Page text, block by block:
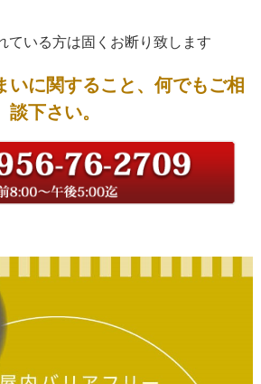
ている方は固くお断り致します
いに関すること、何でもご相
談下さい。